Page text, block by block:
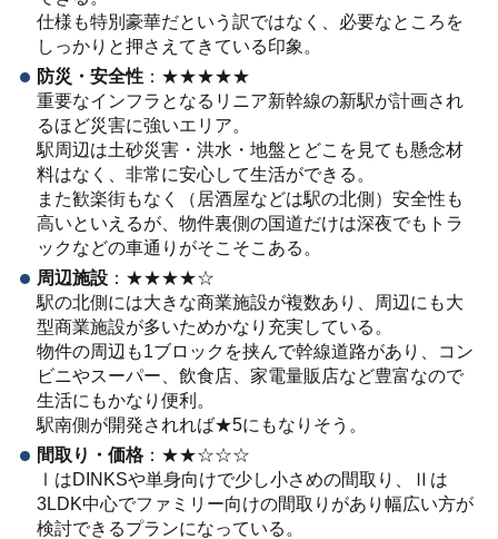
仕様も特別豪華だという訳ではなく、必要なところを
しっかりと押さえてきている印象。
防災・安全性： ★★★★★
重要なインフラとなるリニア新幹線の新駅が計画され
るほど災害に強いエリア。
駅周辺は土砂災害・洪水・地盤とどこを見ても懸念材
料はなく、非常に安心して生活ができる。
また歓楽街もなく（居酒屋などは駅の北側）安全性も
高いといえるが、物件裏側の国道だけは深夜でもトラ
ックなどの車通りがそこそこある。
周辺施設： ★★★★☆
駅の北側には大きな商業施設が複数あり、周辺にも大
型商業施設が多いためかなり充実している。
物件の周辺も1ブロックを挟んで幹線道路があり、コン
ビニやスーパー、飲食店、家電量販店など豊富なので
生活にもかなり便利。
駅南側が開発されれば★5にもなりそう。
間取り・価格： ★★☆☆☆
Ⅰ はDINKSや単身向けで少し小さめの間取り、Ⅱ は
3LDK中心でファミリー向けの間取りがあり幅広い方が
検討できるプランになっている。